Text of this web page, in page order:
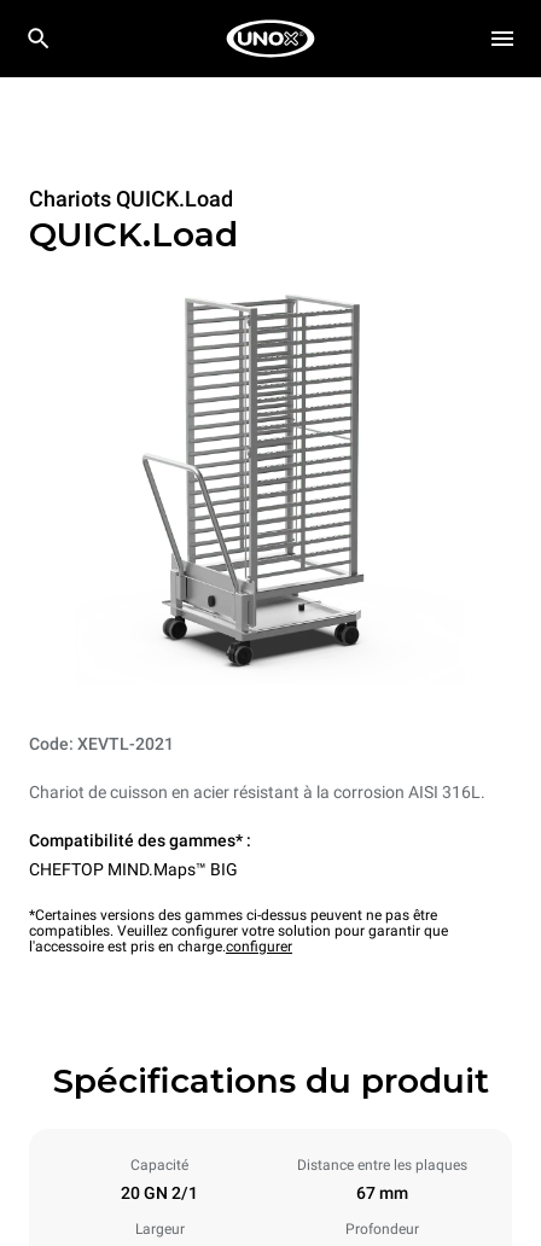
Chariots QUICK.Load
QUICK.Load
Code: XEVTL-2021
Chariot de cuisson en acier résistant à la corrosion AISI 316L.
Compatibilité des gammes* :
CHEFTOP MIND.Maps™ BIG
*Certaines versions des gammes ci-dessus peuvent ne pas être
compatibles. Veuillez configurer votre solution pour garantir que
l'accessoire est pris en charge.configurer
Spécifications du produit
Capacité
20 GN 2/1
Distance entre les plaques
67 mm
Largeur Profondeur